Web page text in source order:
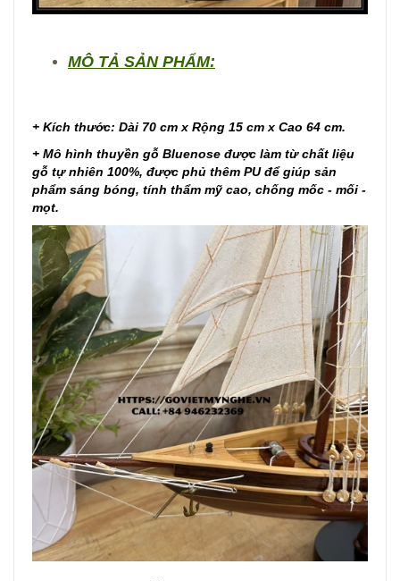
MÔ TẢ SẢN PHẨM:
+ Kích thước: Dài 70 cm x Rộng 15 cm x Cao 64 cm.
+ Mô hình thuyền gỗ Bluenose được làm từ chất liệu
gỗ tự nhiên 100%, được phủ thêm PU để giúp sản
phẩm sáng bóng, tính thẩm mỹ cao, chống mốc - mối -
mọt.